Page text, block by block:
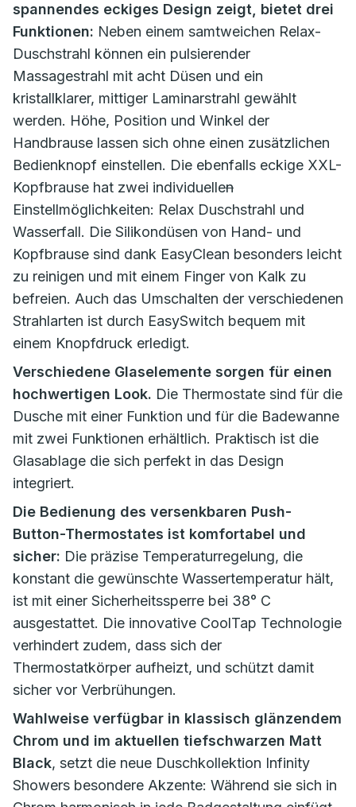
spannendes eckiges Design zeigt, bietet drei
Funktionen: Neben einem samtweichen Relax-
Duschstrahl können ein pulsierender
Massagestrahl mit acht Düsen und ein
kristallklarer, mittiger Laminarstrahl gewählt
werden. Höhe, Position und Winkel der
Handbrause lassen sich ohne einen zusätzlichen
Bedienknopf einstellen. Die ebenfalls eckige XXL-
Kopfbrause hat zwei individuellen
Einstellmöglichkeiten: Relax Duschstrahl und
Wasserfall. Die Silikondüsen von Hand- und
Kopfbrause sind dank EasyClean besonders leicht
zu reinigen und mit einem Finger von Kalk zu
befreien. Auch das Umschalten der verschiedenen
Strahlarten ist durch EasySwitch bequem mit
einem Knopfdruck erledigt.
Verschiedene Glaselemente sorgen für einen
hochwertigen Look. Die Thermostate sind für die
Dusche mit einer Funktion und für die Badewanne
mit zwei Funktionen erhältlich. Praktisch ist die
Glasablage die sich perfekt in das Design
integriert.
Die Bedienung des versenkbaren Push-
Button-Thermostates ist komfortabel und
sicher: Die präzise Temperaturregelung, die
konstant die gewünschte Wassertemperatur hält,
ist mit einer Sicherheitssperre bei 38° C
ausgestattet. Die innovative CoolTap Technologie
verhindert zudem, dass sich der
Thermostatkörper aufheizt, und schützt damit
sicher vor Verbrühungen.
Wahlweise verfügbar in klassisch glänzendem
Chrom und im aktuellen tiefschwarzen Matt
Black, setzt die neue Duschkollektion Infinity
Showers besondere Akzente: Während sie sich in